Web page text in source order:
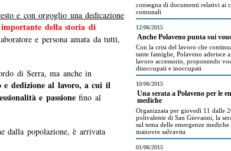
e con orgoglio una dedicazione
importante della storia di
e persona amata da tutti,
di Serra, ma anche in
dedizione al lavoro, a cui il
e passionefino al
dalla popolazione, è arrivata
consegna di documenti relativi ai
comunali
12/06/2015
Anche Polaveno punta sui
Con la crisi del lavoro che
tante famiglie, Polaveno aderisce
lavoro accessorio, proponendo
disoccupati e inoccupati
10/06/2015
Una serata a Polaveno per le
mediche
Organizzata per giovedì 11 dalle
polivalente di San Giovanni, la
sul tema delle emergenze mediche
manovre salvavita
01/06/2015